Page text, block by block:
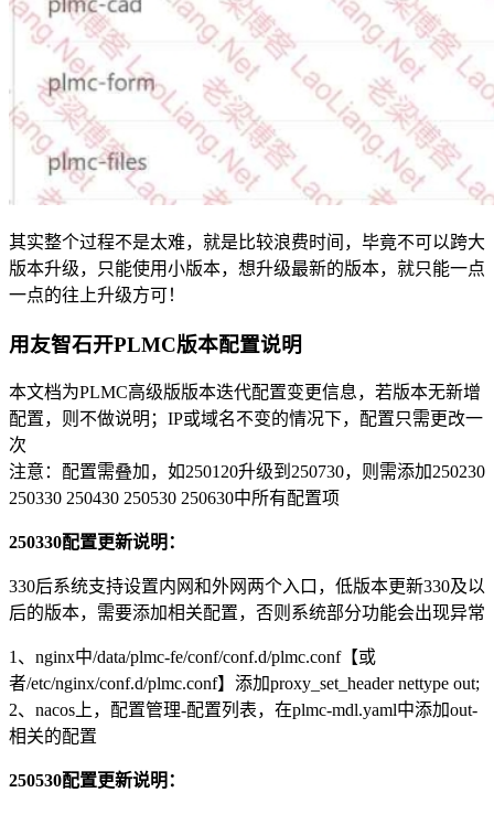
其实整个过程不是太难，就是比较浪费时间，毕竟不可以跨大
版本升级，只能使用小版本，想升级最新的版本，就只能一点
一点的往上升级方可！
用友智石开PLMC版本配置说明
本文档为PLMC高级版版本迭代配置变更信息，若版本无新增
配置，则不做说明；IP或域名不变的情况下，配置只需更改一
次
注意：配置需叠加，如250120升级到250730，则需添加250230
250330 250430 250530 250630中所有配置项
250330配置更新说明：
330后系统支持设置内网和外网两个入口，低版本更新330及以
后的版本，需要添加相关配置，否则系统部分功能会出现异常
1、nginx中/data/plmc-fe/conf/conf.d/plmc.conf【或
者/etc/nginx/conf.d/plmc.conf】添加proxy_set_header nettype out;
2、nacos上，配置管理-配置列表，在plmc-mdl.yaml中添加out-
相关的配置
250530配置更新说明：